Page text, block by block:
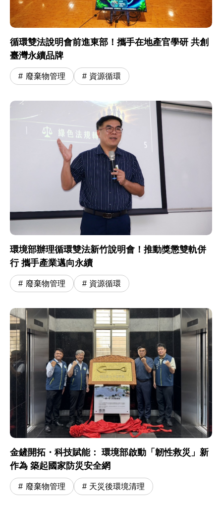
循環雙法說明會前進東部！攜手在地產官學研 共創
臺灣永續品牌
廢棄物管理 資源循環
環境部辦理循環雙法新竹說明會！推動獎懲雙軌併
行 攜手產業邁向永續
廢棄物管理 資源循環
金鏟開拓・科技賦能： 環境部啟動「韌性救災」新
作為 築起國家防災安全網
廢棄物管理 天災後環境清理